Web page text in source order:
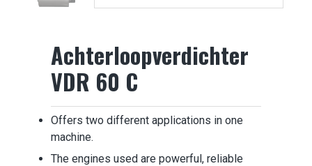
Achterloopverdichter
VDR 60 C
Offers two different applications in one
machine.
The engines used are powerful, reliable